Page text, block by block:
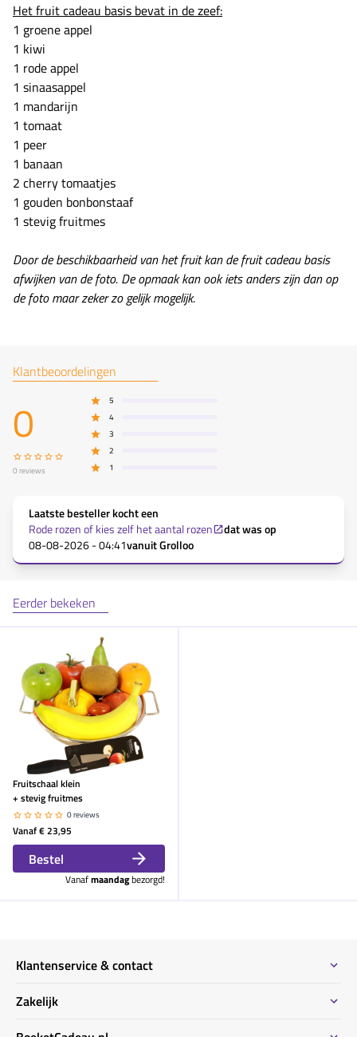
Het fruit cadeau basis bevat in de zeef:
1 groene appel
1 kiwi
1 rode appel
1 sinaasappel
1 mandarijn
1 tomaat
1 peer
1 banaan
2 cherry tomaatjes
1 gouden bonbonstaaf
1 stevig fruitmes
Door de beschikbaarheid van het fruit kan de fruit cadeau basis
afwijken van de foto. De opmaak kan ook iets anders zijn dan op
de foto maar zeker zo gelijk mogelijk.
Klantbeoordelingen
0
0 reviews
5
4
3
2
1
Laatste besteller kocht een
Rode rozen of kies zelf het aantal rozen
dat was op
08-08-2026 - 04:41vanuitGrolloo
Eerder bekeken
Fruitschaal klein
+ stevig fruitmes
0 reviews
Vanaf€ 23,95
Bestel
Vanafmaandagbezorgd!
Klantenservice & contact
Contact
Zakelijk
Bestel informatie zakelijk